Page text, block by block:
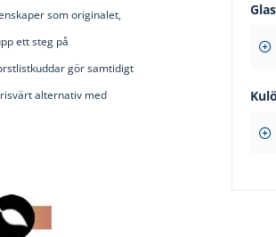
som originalet,
ett steg på
gör samtidigt
alternativ med